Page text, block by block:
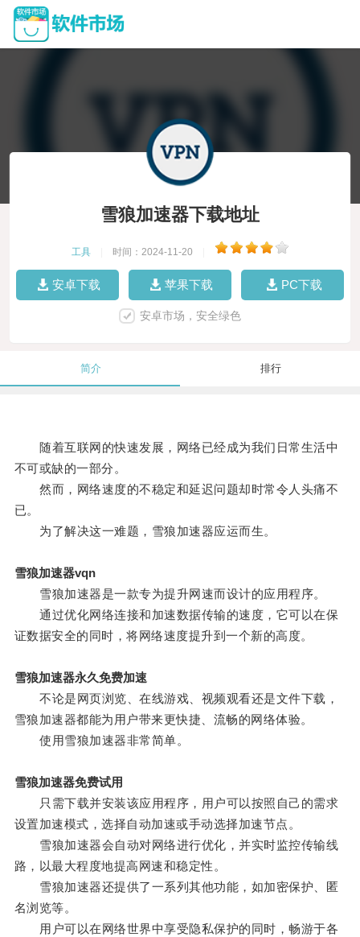
雪狼加速器下载地址
工具 时间：2024-11-20
安卓下载 苹果下载 PC下载
安卓市场，安全绿色
简介 排行
随着互联网的快速发展，网络已经成为我们日常生活中
不可或缺的一部分。
然而，网络速度的不稳定和延迟问题却时常令人头痛不
已。
为了解决这一难题，雪狼加速器应运而生。
雪狼加速器vqn
雪狼加速器是一款专为提升网速而设计的应用程序。
通过优化网络连接和加速数据传输的速度，它可以在保
证数据安全的同时，将网络速度提升到一个新的高度。
雪狼加速器永久免费加速
不论是网页浏览、在线游戏、视频观看还是文件下载，
雪狼加速器都能为用户带来更快捷、流畅的网络体验。
使用雪狼加速器非常简单。
雪狼加速器免费试用
只需下载并安装该应用程序，用户可以按照自己的需求
设置加速模式，选择自动加速或手动选择加速节点。
雪狼加速器会自动对网络进行优化，并实时监控传输线
路，以最大程度地提高网速和稳定性。
雪狼加速器还提供了一系列其他功能，如加密保护、匿
名浏览等。
用户可以在网络世界中享受隐私保护的同时，畅游于各